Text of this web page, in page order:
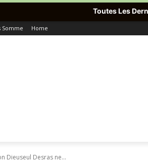
Somme Home
Dieuseul Desras ne...
Toutes Les Dernières